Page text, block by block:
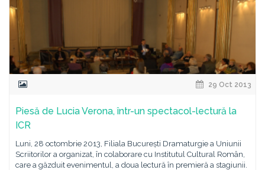
29 Oct 2013
Piesă de Lucia Verona, într-un spectacol-lectură la
ICR
Luni, 28 octombrie 2013, Filiala București Dramaturgie a Uniunii
Scriitorilor a organizat, în colaborare cu Institutul Cultural Român,
care a găzduit evenimentul, a doua lectură în premieră a stagiunii.